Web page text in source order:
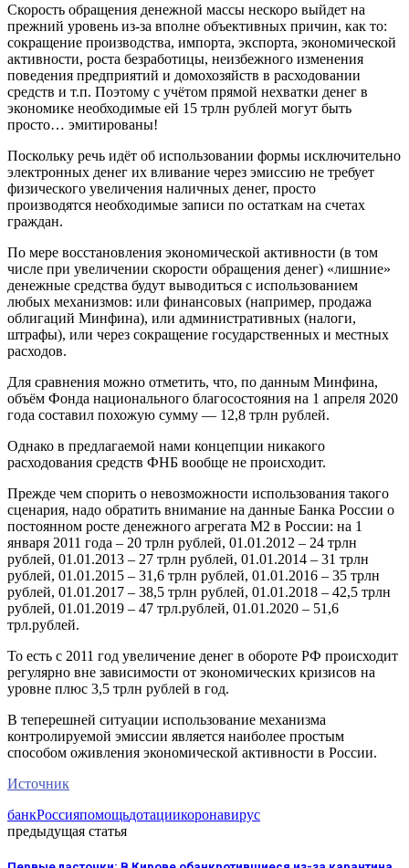
Скорость обращения денежной массы нескоро выйдет на
прежний уровень из-за вполне объективных причин, как то:
сокращение производства, импорта, экспорта, экономической
активности, роста безработицы, неизбежного изменения
поведения предприятий и домохозяйств в расходовании
средств и т.п. Поэтому с учётом прямой нехватки денег в
экономике необходимые ей 15 трлн рублей могут быть
просто… эмитированы!
Поскольку речь идёт об использовании формы исключительно
электронных денег их вливание через эмиссию не требует
физического увеличения наличных денег, просто
производятся необходимые записи по остаткам на счетах
граждан.
По мере восстановления экономической активности (в том
числе при увеличении скорости обращения денег) «лишние»
денежные средства будут выводиться с использованием
любых механизмов: или финансовых (например, продажа
облигаций Минфина), или административных (налоги,
штрафы), или через сокращение государственных и местных
расходов.
Для сравнения можно отметить, что, по данным Минфина,
объём Фонда национального благосостояния на 1 апреля 2020
года составил похожую сумму — 12,8 трлн рублей.
Однако в предлагаемой нами концепции никакого
расходования средств ФНБ вообще не происходит.
Прежде чем спорить о невозможности использования такого
сценария, надо обратить внимание на данные Банка России о
постоянном росте денежного агрегата М2 в России: на 1
января 2011 года – 20 трлн рублей, 01.01.2012 – 24 трлн
рублей, 01.01.2013 – 27 трлн рублей, 01.01.2014 – 31 трлн
рублей, 01.01.2015 – 31,6 трлн рублей, 01.01.2016 – 35 трлн
рублей, 01.01.2017 – 38,5 трлн рублей, 01.01.2018 – 42,5 трлн
рублей, 01.01.2019 – 47 трл.рублей, 01.01.2020 – 51,6
трл.рублей.
То есть с 2011 год увеличение денег в обороте РФ происходит
регулярно вне зависимости от экономических кризисов на
уровне плюс 3,5 трлн рублей в год.
В теперешней ситуации использование механизма
контролируемой эмиссии является наиболее простым
способом оживления экономической активности в России.
Источник
банкРоссияпомощьдотациикоронавирус
предыдущая статья